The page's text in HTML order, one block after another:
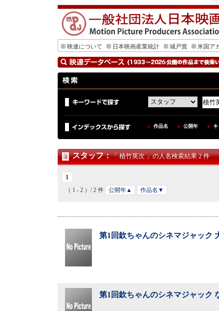
映連について 日本映画産業統計 城戸賞 米国ア
作品名 公開年
スタッフ：「 植竹英次 」の人名検索結果 2 件
1
（ 1 - 2 ）/ 2 件 公開年▲ 作品名▼
第1回欽ちゃんのシネマジャック
第1回欽ちゃんのシネマジャック